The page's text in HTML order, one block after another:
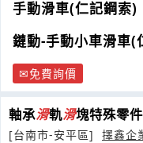
手動滑車(仁記鋼索)
鏈動-手動小車滑車(
免費詢價
軸承滑軌滑塊特殊零
[台南市-安平區]
擇鑫企